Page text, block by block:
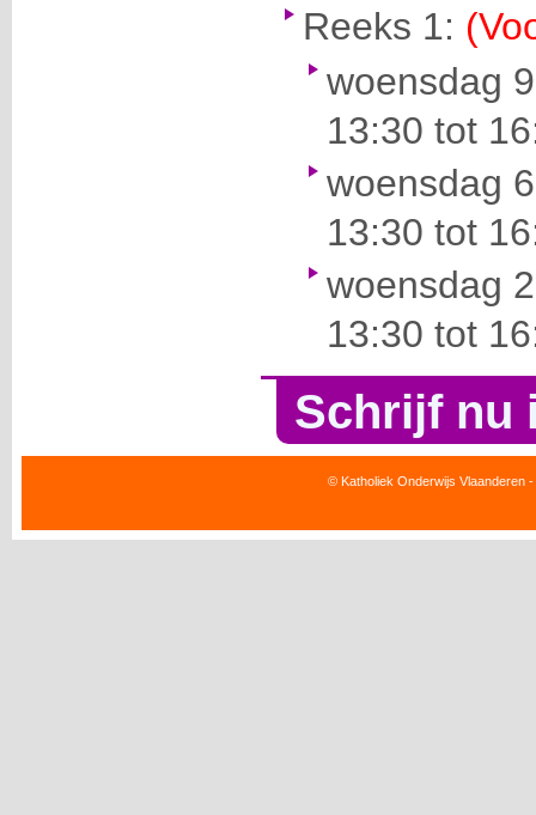
Reeks 1:
woensdag
13:30 tot
woensdag
13:30 tot
woensdag
13:30 tot
Schrijf nu
© Katholiek Onderwijs Vlaanderen